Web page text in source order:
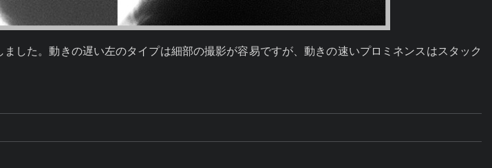
した。動きの遅い左のタイプは細部の撮影が容易ですが、動きの速いプロミネンスはスタック